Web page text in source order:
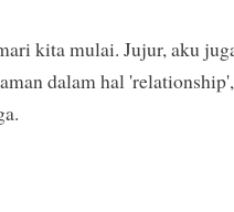
kita mulai. Jujur, aku
dalam hal